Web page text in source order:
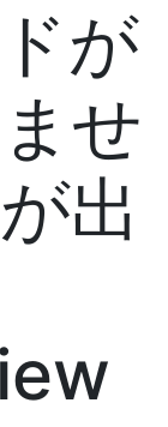
が
せ
出